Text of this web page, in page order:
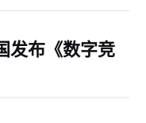
发布《数字竞